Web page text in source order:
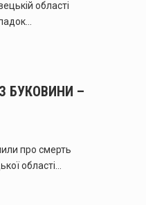
області
БУКОВИНИ –
про смерть
області…